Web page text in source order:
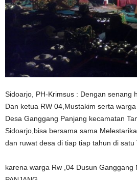
Sidoarjo, PH-Krimsus : Dengan senang
Dan ketua RW 04,Mustakim serta
Desa Ganggang Panjang kecamatan
Sidoarjo,bisa bersama sama
dan ruwat desa di tiap tiap tahun di satu
karena warga Rw ,04 Dusun Ganggang